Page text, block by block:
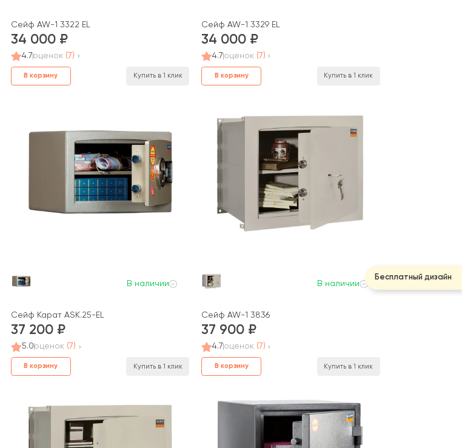
Сейф AW-1 3322 EL
34 000
4.7оценок (7)
В корзину Купить в 1 клик
Сейф AW-1 3329 EL
34 000
4.7оценок (7)
В корзину Купить в 1 клик
В наличии
Сейф Карат ASK.25-EL
37 200
5.0оценок (7)
В корзину Купить в 1 клик
В наличии
Сейф AW-1 3836
37 900
4.7 оценок (7)
В корзину Купить в 1 клик
Бесплатный дизайн